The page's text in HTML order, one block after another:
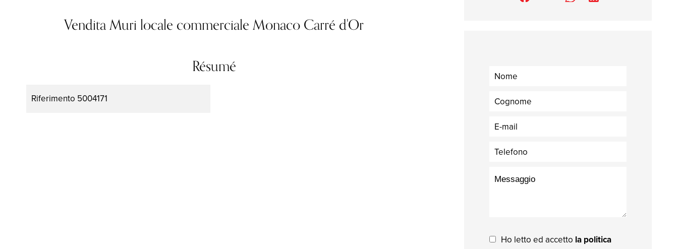
Vendita Muri locale commerciale Monaco Carré d'Or
Résumé
Riferimento 5004171
Ho letto ed accetto la politica